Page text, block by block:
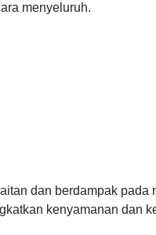
menyeluruh.
dan berdampak pada
kenyamanan dan